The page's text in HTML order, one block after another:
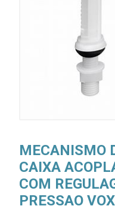
MECANISMO
CAIXA
COM
PRESSAO VOX